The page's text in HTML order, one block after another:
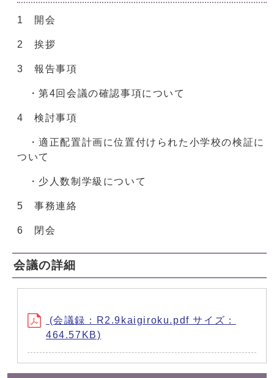
1 開会
2 挨拶
3 報告事項
・第4回会議の確認事項について
4 検討事項
・適正配置計画に位置付けられた小学校の検証に
ついて
・少人数制学級について
5 事務連絡
6 閉会
会議の詳細
(会議録：R2.9kaigiroku.pdf サイズ：
464.57KB)